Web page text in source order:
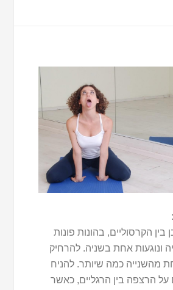
:
הקרסוליים, בהונות פונות
ונוגעות אחת בשניה. להרחיק
מהשנייה כמה שיותר. להניח
על הרצפה בין הרגליים, כאשר